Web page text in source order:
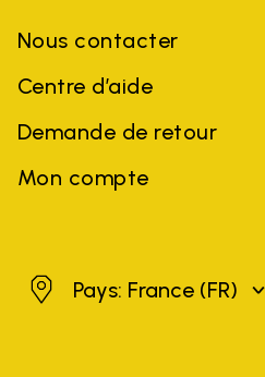
Nous contacter
Centre d’aide
Demande de retour
Mon compte
FrancePays: France (FR)